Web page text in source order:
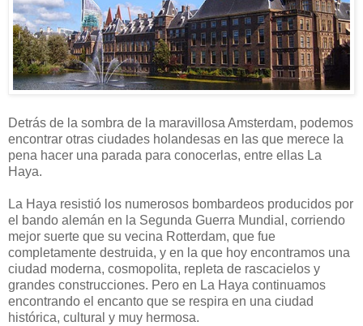
Detrás de la sombra de la maravillosa Amsterdam, podemos
encontrar otras ciudades holandesas en las que merece la
pena hacer una parada para conocerlas, entre ellas La
Haya.
La Haya resistió los numerosos bombardeos producidos por
el bando alemán en la Segunda Guerra Mundial, corriendo
mejor suerte que su vecina Rotterdam, que fue
completamente destruida, y en la que hoy encontramos una
ciudad moderna, cosmopolita, repleta de rascacielos y
grandes construcciones. Pero en La Haya continuamos
encontrando el encanto que se respira en una ciudad
histórica, cultural y muy hermosa.